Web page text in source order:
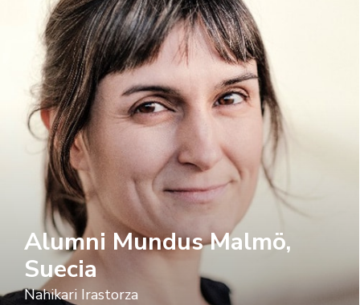
Alumni Mundus Malmö,
Suecia
Nahikari Irastorza